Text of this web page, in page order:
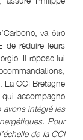
va être
de réduire leurs
Il repose lui
La CCI Bretagne
accompagne
avons intégré les
Pour
de la CCI